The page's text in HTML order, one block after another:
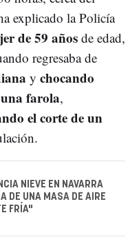
explicado la Policía
de 59 años de edad,
regresaba de
y chocando
farola,
el corte de un
NIEVE EN NAVARRA
DE UNA MASA DE AIRE
FRÍA"